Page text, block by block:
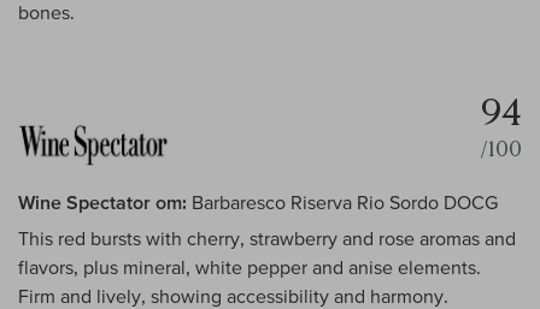
bones.
94
/100
Wine Spectator om: Barbaresco Riserva Rio Sordo DOCG
This red bursts with cherry, strawberry and rose aromas and
flavors, plus mineral, white pepper and anise elements.
Firm and lively, showing accessibility and harmony.